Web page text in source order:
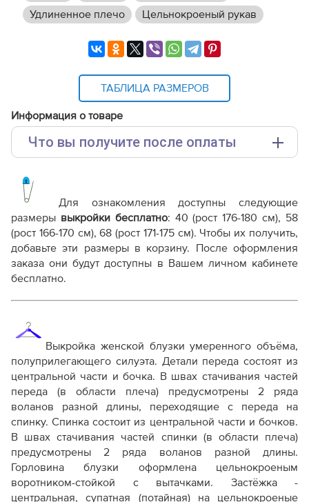
Удлиненное плечо
Цельнокроеный рукав
ТАБЛИЦА РАЗМЕРОВ
Информация о товаре
Что вы получите после оплаты
Выкройка PDF для печати на принтере A4 или
плоттере A0 с шириной печати 810мм в зависимости
от выбора формата
Инструкция--блузка-Вивьен935.pdf
Дополнительные файлы:
Терминология ВТО
Как распечатывать выкройки
Как скорректировать готовую выкройку по росту
Для ознакомления доступны следующие
размеры выкройки бесплатно: 40 (рост 176-180 см), 58
(рост 166-170 см), 68 (рост 171-175 см). Чтобы их получить,
добавьте эти размеры в корзину. После оформления
заказа они будут доступны в Вашем личном кабинете
бесплатно.
Выкройка женской блузки умеренного объёма,
полуприлегающего силуэта. Детали переда состоят из
центральной части и бочка. В швах стачивания частей
переда (в области плеча) предусмотрены 2 ряда
воланов разной длины, переходящие с переда на
спинку.Спинка состоит из центральной части и бочков.
В швах стачивания частей спинки (в области плеча)
предусмотрены 2 ряда воланов разной длины.
Горловина блузки оформлена цельнокроеным
воротником-стойкой с вытачками. Застёжка -
центральная, супатная (потайная) на цельнокроеные